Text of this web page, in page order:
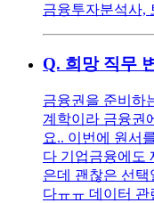
금융투자분석사,
Q. 희망 직무
금융권을 준비하
계학이라 금융권
요.. 이번에 원서
다 기업금융에도
은데 괜찮은 선택
다ㅠㅠ 데이터 관